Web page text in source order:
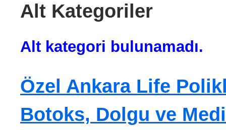
Alt Kategoriler
Alt kategori bulunamadı.
Özel Ankara Life
Botoks, Dolgu ve